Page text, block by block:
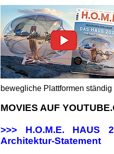
bewegliche Plattformen
MOVIES AUF
>>> H.O.M.E.
Architektur-Statement